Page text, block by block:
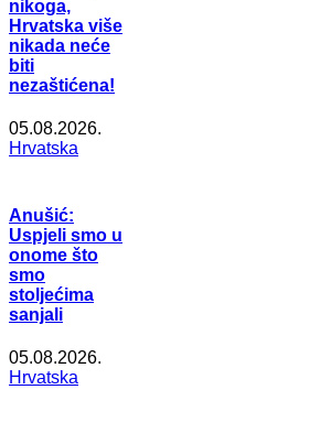
nikoga,
Hrvatska više
nikada neće
biti
nezaštićena!
05.08.2026.
Hrvatska
Anušić:
Uspjeli smo u
onome što
smo
stoljećima
sanjali
05.08.2026.
Hrvatska